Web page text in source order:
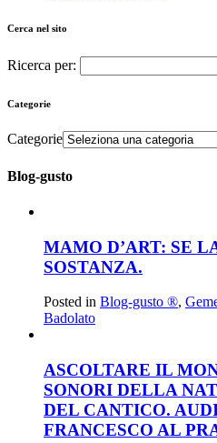
Cerca nel sito
Ricerca per:
Categorie
Categorie
Blog-gusto
MAMO D’ART: SE
SOSTANZA.
Posted in Blog-gusto ®,
Badolato
ASCOLTARE IL
SONORI DELLA
DEL CANTICO.
FRANCESCO AL